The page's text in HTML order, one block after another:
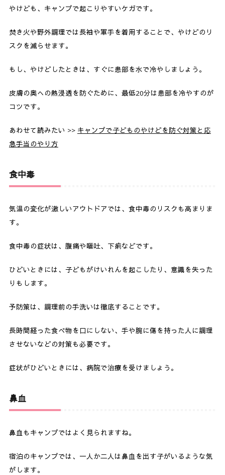
やけども、キャンプで起こりやすいケガです。
焚き火や野外調理では長袖や軍手を着用することで、やけどのリ
スクを減らせます。
もし、やけどしたときは、すぐに患部を水で冷やしましょう。
皮膚の奥への熱浸透を防ぐために、最低20分は患部を冷やすのが
コツです。
あわせて読みたい >> キャンプで子どものやけどを防ぐ対策と応
急手当のやり方
食中毒
気温の変化が激しいアウトドアでは、食中毒のリスクも高まりま
す。
食中毒の症状は、腹痛や嘔吐、下痢などです。
ひどいときには、子どもがけいれんを起こしたり、意識を失った
りもします。
予防策は、調理前の手洗いは徹底することです。
長時間経った食べ物を口にしない、手や腕に傷を持った人に調理
させないなどの対策も必要です。
症状がひどいときには、病院で治療を受けましょう。
鼻血
鼻血もキャンプではよく見られますね。
宿泊のキャンプでは、一人か二人は鼻血を出す子がいるような気
がします。